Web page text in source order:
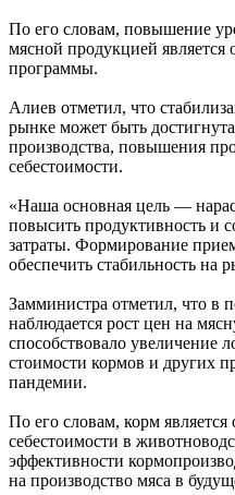
По его словам, повышение
мясной продукцией является
программы.
Алиев отметил, что
рынке может быть
производства, повышения
себестоимости.
«Наша основная цель —
повысить продуктивность и
затраты. Формирование
обеспечить стабильность на
Замминистра отметил, что в
наблюдается рост цен на
способствовало увеличение
стоимости кормов и других
пандемии.
По его словам, корм
себестоимости в
эффективности
на производство мяса в